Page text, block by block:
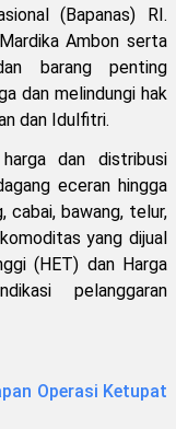
(Bapanas) RI.
Ambon serta
barang penting
dan melindungi hak
dan Idulfitri.
dan distribusi
eceran hingga
cabai, bawang, telur,
yang dijual
(HET) dan Harga
pelanggaran
Operasi Ketupat